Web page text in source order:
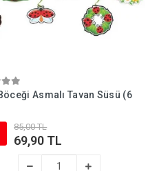
Asmalı Tavan Süsü (6
85,00 TL
69,90 TL